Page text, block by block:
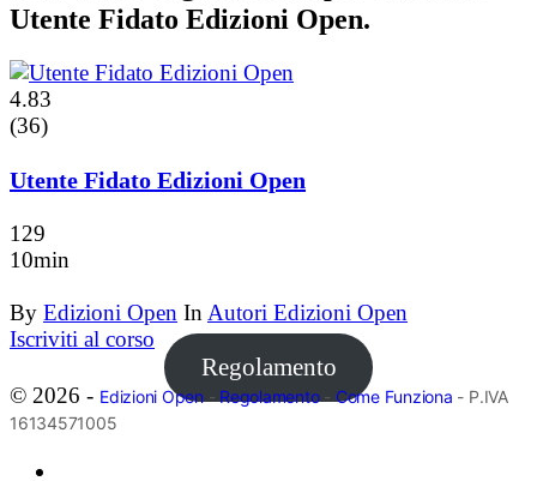
Utente Fidato Edizioni Open.
4.83
(36)
Utente Fidato Edizioni Open
129
10min
By Edizioni Open InAutori Edizioni Open
Iscriviti al corso
Regolamento
© 2026 - Edizioni Open - Regolamento- Come Funziona - P.IVA
16134571005